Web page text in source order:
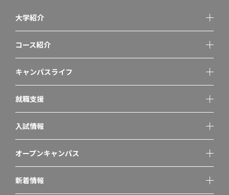
大学紹介
コース紹介
キャンパスライフ
就職支援
入試情報
オープンキャンパス
新着情報